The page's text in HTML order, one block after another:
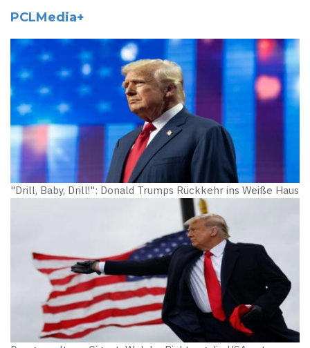
PCLMedia+
"Drill, Baby, Drill!": Donald Trumps Rückkehr ins Weiße Haus